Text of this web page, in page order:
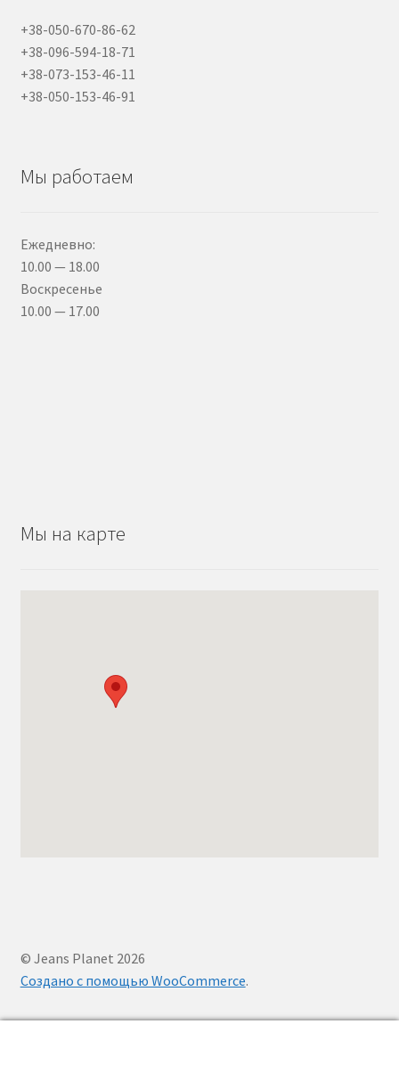
+38-050-670-86-62
+38-096-594-18-71
+38-073-153-46-11
+38-050-153-46-91
Мы работаем
Ежедневно:
10.00 — 18.00
Воскресенье
10.00 — 17.00
Мы на карте
© Jeans Planet 2026
Создано с помощью WooCommerce.